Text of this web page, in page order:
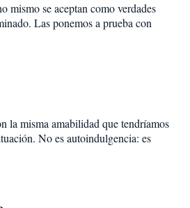
mismo se aceptan como verdades
Las ponemos a prueba con
la misma amabilidad que tendríamos
No es autoindulgencia: es